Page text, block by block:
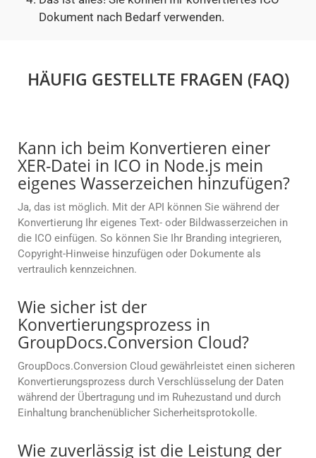
Dokument nach Bedarf verwenden.
HÄUFIG GESTELLTE FRAGEN (FAQ)
Kann ich beim Konvertieren einer
XER-Datei in ICO in Node.js mein
eigenes Wasserzeichen hinzufügen?
Ja, das ist möglich. Mit der API können Sie während der
Konvertierung Ihr eigenes Text- oder Bildwasserzeichen in
die ICO einfügen. So können Sie Ihr Branding integrieren,
Copyright-Hinweise hinzufügen oder Dokumente als
vertraulich kennzeichnen.
Wie sicher ist der
Konvertierungsprozess in
GroupDocs.Conversion Cloud?
GroupDocs.Conversion Cloud gewährleistet einen sicheren
Konvertierungsprozess durch Verschlüsselung der Daten
während der Übertragung und im Ruhezustand und durch
Einhaltung branchenüblicher Sicherheitsprotokolle.
Wie zuverlässig ist die Leistung der